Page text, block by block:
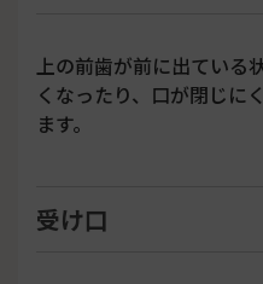
上の前歯が前に出ている
くなったり、口が閉じに
ます。
受け口